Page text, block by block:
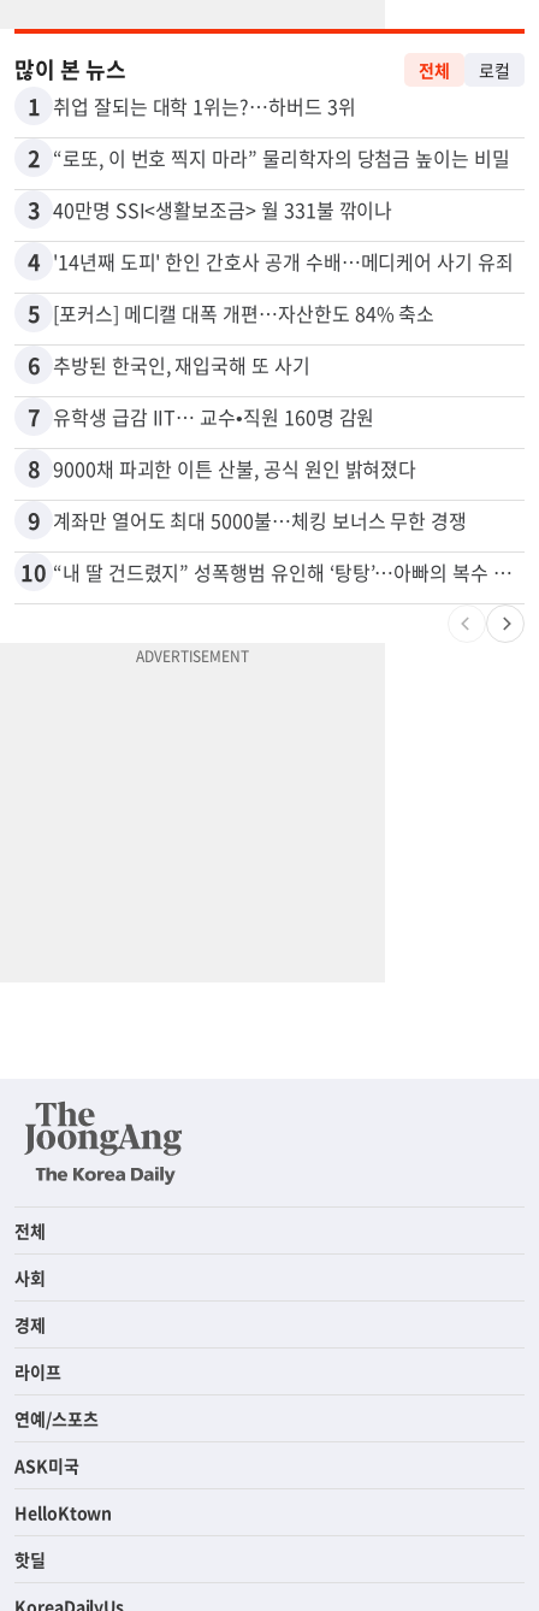
많이 본 뉴스 전체 로컬
1 취업 잘되는 대학 1위는?…하버드 3위
2 “로또, 이 번호 찍지 마라” 물리학자의 당첨금 높이는 비밀
3 40만명 SSI<생활보조금> 월 331불 깎이나
4 '14년째 도피' 한인 간호사 공개 수배…메디케어 사기 유죄
5 [포커스] 메디캘 대폭 개편…자산한도 84% 축소
6 추방된 한국인, 재입국해 또 사기
7 유학생 급감 IIT… 교수•직원 160명 감원
8 9000채 파괴한 이튼 산불, 공식 원인 밝혀졌다
9 계좌만 열어도 최대 5000불…체킹 보너스 무한 경쟁
10 “내 딸 건드렸지” 성폭행범 유인해 ‘탕탕’…아빠의 복수 결말
전체
사회
경제
라이프
연예/스포츠
ASK미국
HelloKtown
핫딜